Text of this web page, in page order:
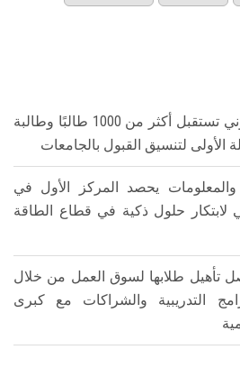
معامل التنسيق الإلكتروني تستقبل أكثر من 1000 طالبًا وطالبة
الأولى لتنسيق القبول بالجامعات
يحصد المركز الأول في
لابتكار حلول ذكية في قطاع الطاقة
طلابها لسوق العمل من خلال
التدريبية والشراكات مع كبرى